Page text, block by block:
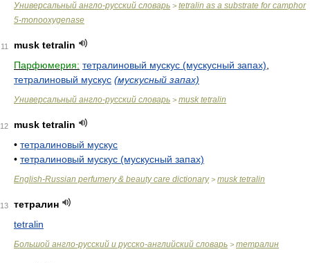
Универсальный англо-русский словарь > tetralin as a substrate for camphor
5-monooxygenase
11
musk tetralin
Парфюмерия: тетралиновый мускус (мускусный запах)
тетралиновый мускус (мускусный запах)
Универсальный англо-русский словарь > musk tetralin
12
musk tetralin
• тетралиновый мускус
• тетралиновый мускус (мускусный запах)
English-Russian perfumery & beauty care dictionary> musk tetralin
13
тетралин
tetralin
Большой англо-русский и русско-английский словарь > тетралин